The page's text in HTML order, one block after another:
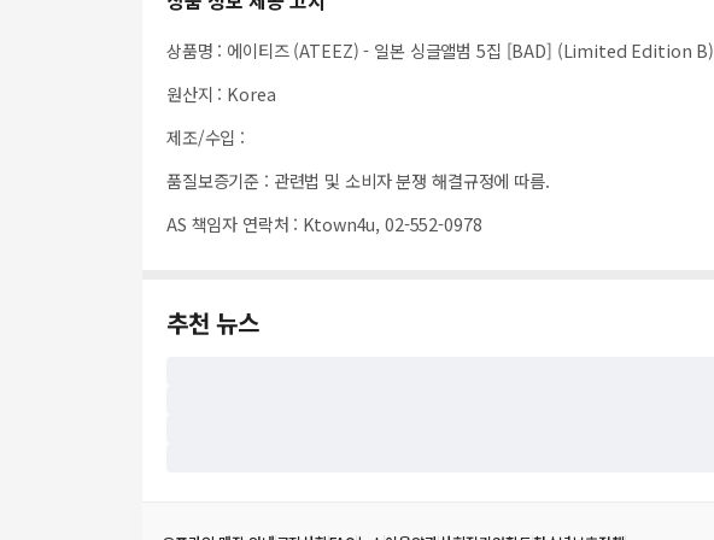
상품명 : 에이티즈 (ATEEZ) - 일본 싱글앨범 5집 [BAD] (Limited Edition B)
원산지 : Korea
제조/수입 :
품질보증기준 : 관련법 및 소비자 분쟁 해결규정에 따름.
AS 책임자 연락처 : Ktown4u, 02-552-0978
추천 뉴스